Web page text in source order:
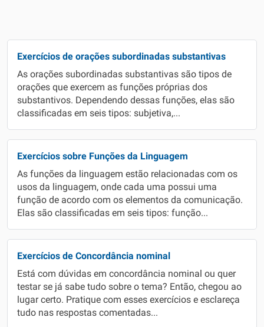
Exercícios de orações subordinadas substantivas
As orações subordinadas substantivas são tipos de
orações que exercem as funções próprias dos
substantivos. Dependendo dessas funções, elas são
classificadas em seis tipos: subjetiva,...
Exercícios sobre Funções da Linguagem
As funções da linguagem estão relacionadas com os
usos da linguagem, onde cada uma possui uma
função de acordo com os elementos da comunicação.
Elas são classificadas em seis tipos: função...
Exercícios de Concordância nominal
Está com dúvidas em concordância nominal ou quer
testar se já sabe tudo sobre o tema? Então, chegou ao
lugar certo. Pratique com esses exercícios e esclareça
tudo nas respostas comentadas...